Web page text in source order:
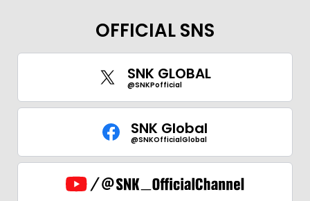
OFFICIAL SNS
SNK GLOBAL
@SNKPofficial
SNK Global
@SNKOfficialGlobal